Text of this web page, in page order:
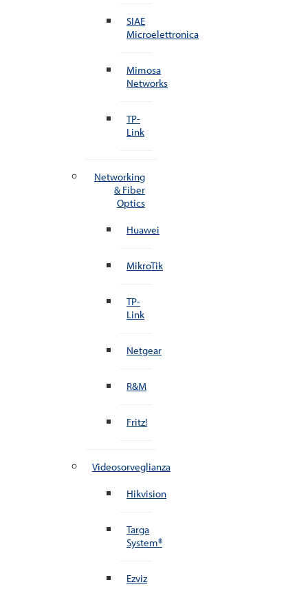
SIAE
Microelettronica
Mimosa
Networks
TP-
Link
Networking
& Fiber
Optics
Huawei
MikroTik
TP-
Link
Netgear
R&M
Fritz!
Videosorveglianza
Hikvision
Targa
System®
Ezviz